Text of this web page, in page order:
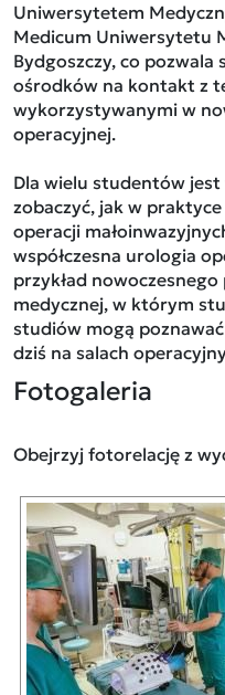
Uniwersytetem
Medicum Uniwersytetu
Bydgoszczy, co
ośrodków na kontakt z
wykorzystywanymi w
operacyjnej.
Dla wielu studentów
zobaczyć, jak w
operacji
współczesna urologia
przykład
medycznej, w którym
studiów mogą
dziś na salach
Fotogaleria
Obejrzyj fotorelację z